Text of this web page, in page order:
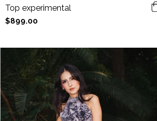
Top experimental
$899.00